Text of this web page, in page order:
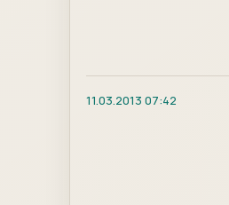
11.03.2013 07:42